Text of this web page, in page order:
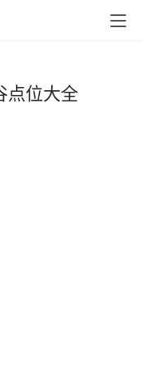
点位大全